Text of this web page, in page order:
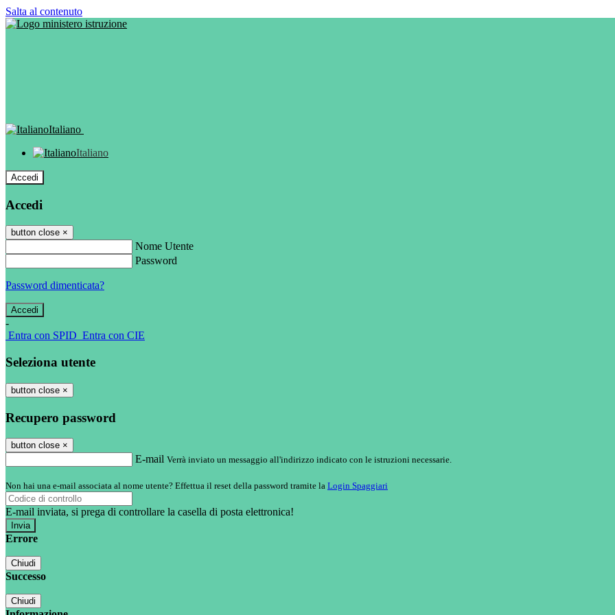
Salta al contenuto
Italiano
Italiano
Accedi
Accedi
button close ×
Nome Utente
Password
Password dimenticata?
-
Entra con SPID Entra con CIE
Seleziona utente
button close ×
Recupero password
button close ×
E-mail Verrà inviato un messaggio all'indirizzo indicato con le istruzioni necessarie.
Non hai una e-mail associata al nome utente? Effettua il reset della password tramite la Login Spaggiari
E-mail inviata, si prega di controllare la casella di posta elettronica!
Errore
Chiudi
Successo
Chiudi